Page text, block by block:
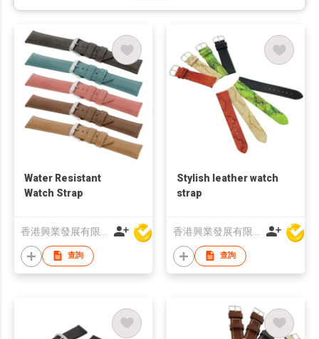
Water Resistant
Watch Strap
查詢
Stylish leather watch
strap
查詢